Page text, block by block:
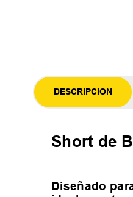
DESCRIPCION
Short de
Diseñado